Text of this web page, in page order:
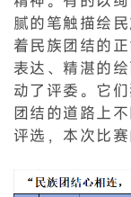
腻的笔触描绘
着民族团结的
表达、精湛的
动了评委。它
团结的道路上
评选，本次比赛